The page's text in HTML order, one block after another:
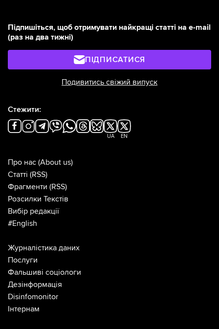
Підпишіться, щоб отримувати найкращі статті на e-mail
(раз на два тижні)
ПІДПИСАТИСЯ
Подивитись свіжий випуск
Стежити:
UA EN
Про нас (About us)
Статті (RSS)
Фрагменти (RSS)
Розсилки Текстів
Вибір редакції
#English
Журналістика даних
Послуги
Фальшиві соціологи
Дезінформація
Disinfomonitor
Інтернам